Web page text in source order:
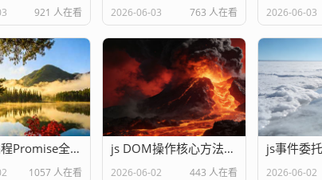
921 人在看 2026-06-03 763 人在看 2026-06-03
js异步编程Promise全解析
1057 人在看
js DOM操作核心方法汇总
2026-06-02 443 人在看 2026-06-02